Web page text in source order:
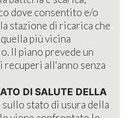
dove consentito e/o
stazione di ricarica che
più vicina
Il piano prevede un
all'anno senza
DI SALUTE DELLA
stato di usura della